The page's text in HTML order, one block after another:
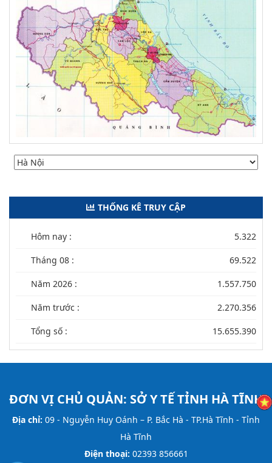
THỐNG KÊ TRUY CẬP
Hôm nay : 5.322
Tháng 08 : 69.522
Năm 2026 : 1.557.750
Năm trước : 2.270.356
Tổng số : 15.655.390
ĐƠN VỊ CHỦ QUẢN: SỞ Y TẾ TỈNH HÀ TĨNH
Địa chỉ: 09 - Nguyễn Huy Oánh – P. Bắc Hà - TP.Hà Tĩnh - Tỉnh
Hà Tĩnh
Điện thoại: 02393 856661